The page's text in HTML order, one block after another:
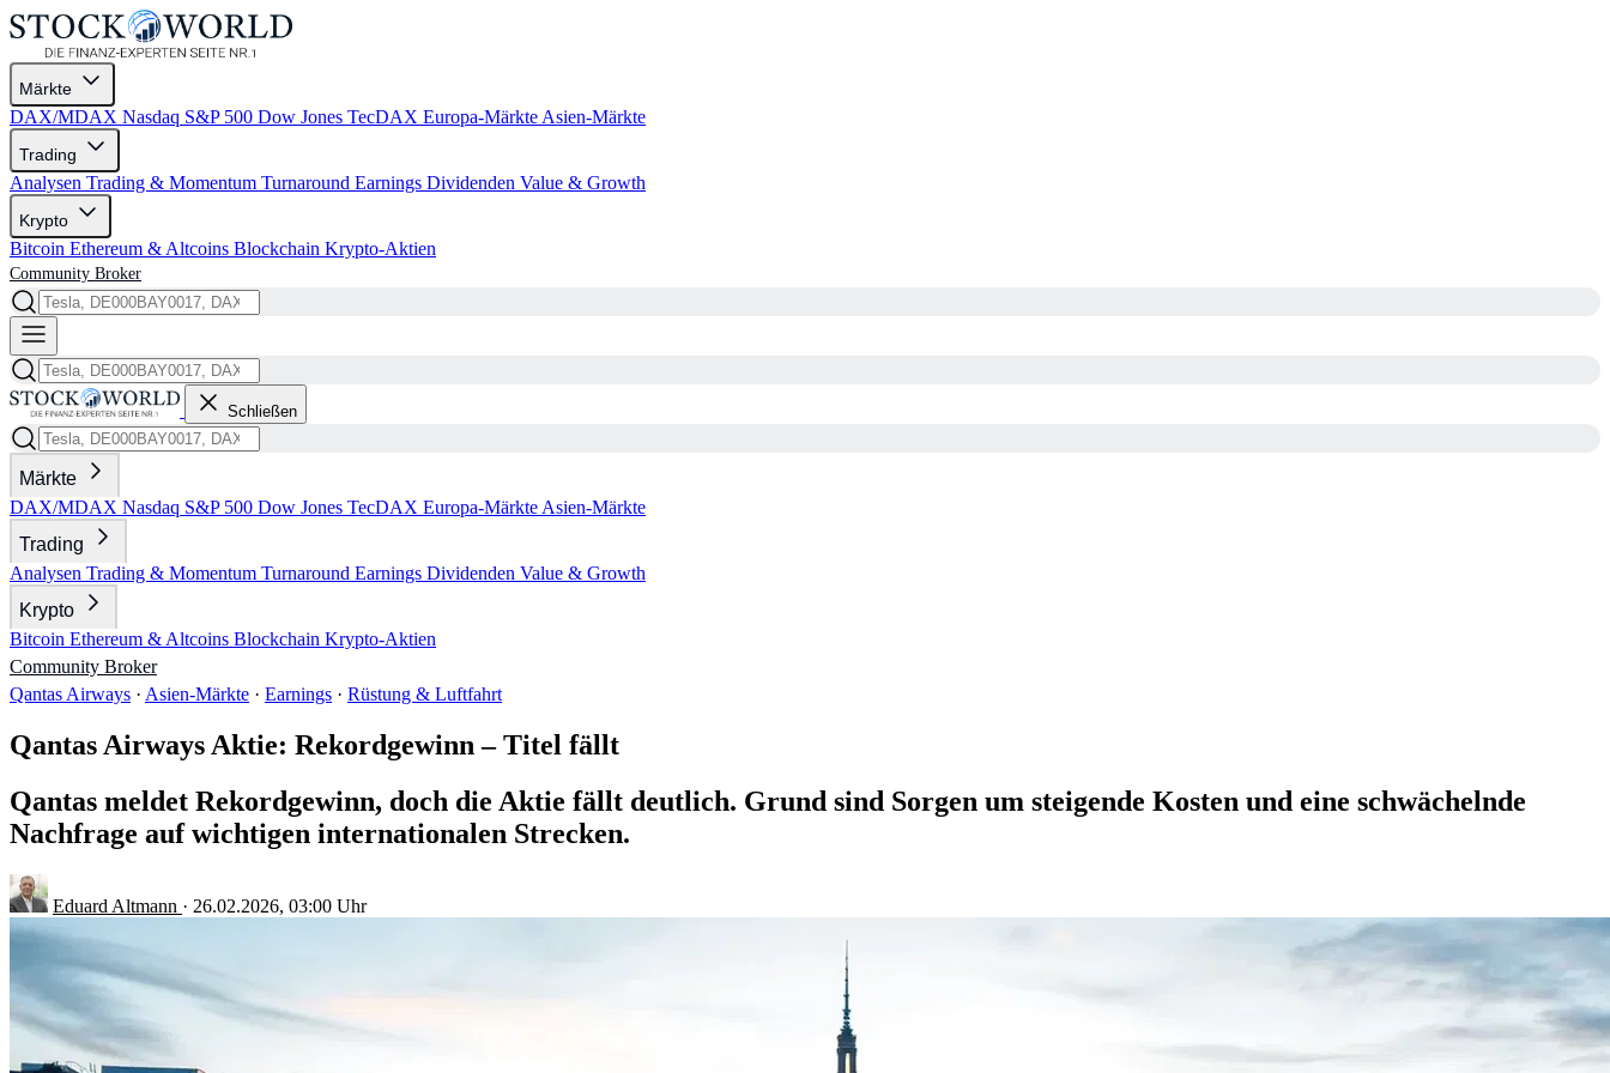
Märkte
DAX/MDAX Nasdaq S&P 500 Dow Jones TecDAX Europa-Märkte Asien-Märkte
Trading
Analysen Trading & Momentum Turnaround Earnings Dividenden Value & Growth
Krypto
Bitcoin Ethereum & Altcoins Blockchain Krypto-Aktien
Community Broker
Schließen
Märkte
DAX/MDAX Nasdaq S&P 500 Dow Jones TecDAX Europa-Märkte Asien-Märkte
Trading
Analysen Trading & Momentum Turnaround Earnings Dividenden Value & Growth
Krypto
Bitcoin Ethereum & Altcoins Blockchain Krypto-Aktien
Community Broker
Qantas Airways · Asien-Märkte · Earnings · Rüstung & Luftfahrt
Qantas Airways Aktie: Rekordgewinn – Titel fällt
Qantas meldet Rekordgewinn, doch die Aktie fällt deutlich. Grund sind Sorgen um steigende Kosten und eine schwächelnde
Nachfrage auf wichtigen internationalen Strecken.
Eduard Altmann · 26.02.2026, 03:00 Uhr